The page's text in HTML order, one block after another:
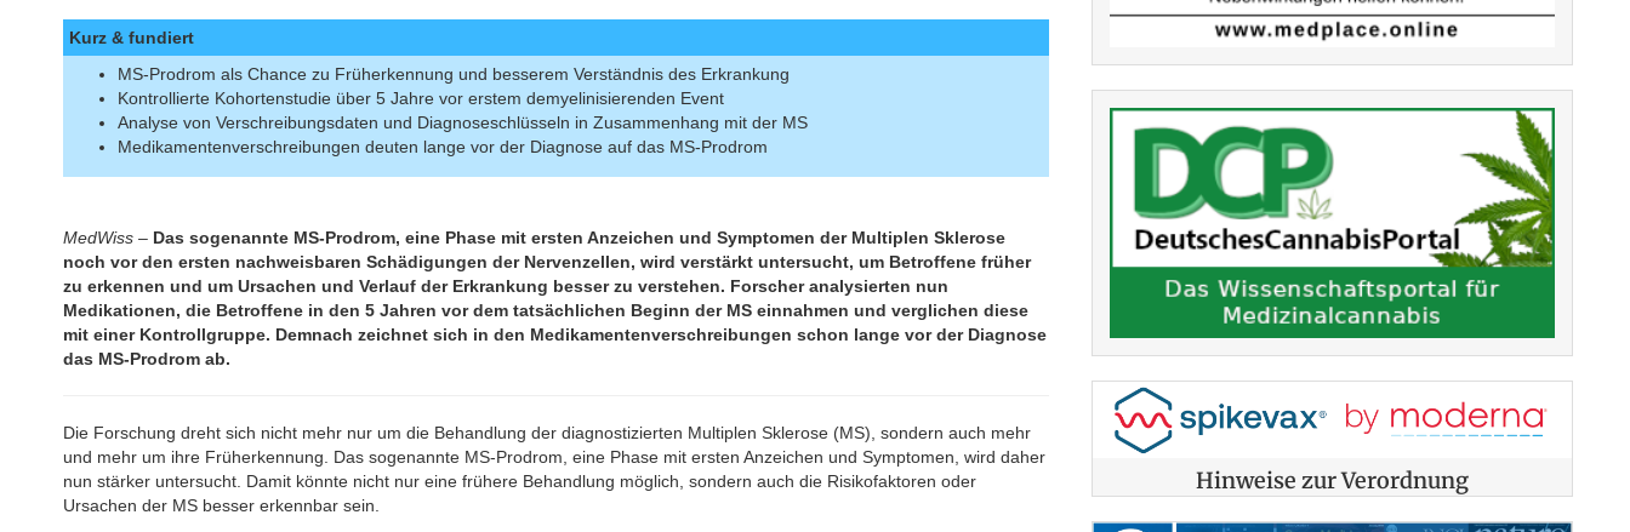
Kurz & fundiert
MS-Prodrom als Chance zu Früherkennung und besserem Verständnis des Erkrankung
Kontrollierte Kohortenstudie über 5 Jahre vor erstem demyelinisierenden Event
Analyse von Verschreibungsdaten und Diagnoseschlüsseln in Zusammenhang mit der MS
Medikamentenverschreibungen deuten lange vor der Diagnose auf das MS-Prodrom
MedWiss – Das sogenannte MS-Prodrom, eine Phase mit ersten Anzeichen und Symptomen der Multiplen Sklerose
noch vor den ersten nachweisbaren Schädigungen der Nervenzellen, wird verstärkt untersucht, um Betroffene früher
zu erkennen und um Ursachen und Verlauf der Erkrankung besser zu verstehen. Forscher analysierten nun
Medikationen, die Betroffene in den 5 Jahren vor dem tatsächlichen Beginn der MS einnahmen und verglichen diese
mit einer Kontrollgruppe. Demnach zeichnet sich in den Medikamentenverschreibungen schon lange vor der Diagnose
das MS-Prodrom ab.
Die Forschung dreht sich nicht mehr nur um die Behandlung der diagnostizierten Multiplen Sklerose (MS), sondern auch mehr
und mehr um ihre Früherkennung. Das sogenannte MS-Prodrom, eine Phase mit ersten Anzeichen und Symptomen, wird daher
nun stärker untersucht. Damit könnte nicht nur eine frühere Behandlung möglich, sondern auch die Risikofaktoren oder
Ursachen der MS besser erkennbar sein.
Hinweise zur Verordnung